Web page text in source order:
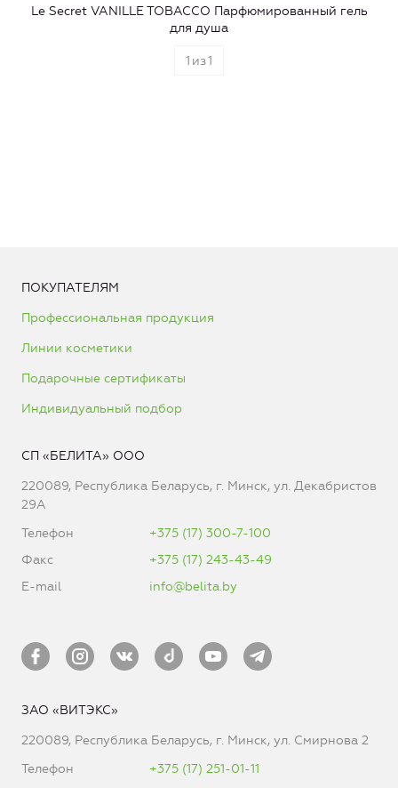
Le Secret VANILLE TOBACCO Парфюмированный гель
для душа
1 из1
ПОКУПАТЕЛЯМ
Профессиональная продукция
Линии косметики
Подарочные сертификаты
Индивидуальный подбор
СП «БЕЛИТА» ООО
220089, Республика Беларусь, г. Минск, ул. Декабристов
29А
Телефон
+375 (17) 300-7-100
Факс
+375 (17) 243-43-49
E-mail
info@belita.by
ЗАО «ВИТЭКС»
220089, Республика Беларусь, г. Минск, ул. Смирнова 2
Телефон
+375 (17) 251-01-11